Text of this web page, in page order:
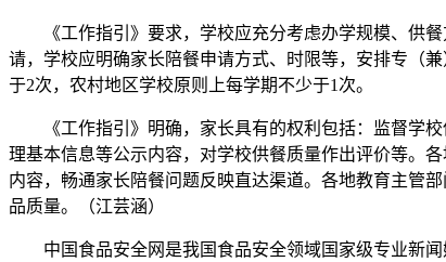
《工作指引》要求，学校应充分考虑办学规模、供餐
请，学校应明确家长陪餐申请方式、时限等，安排专（
于2次，农村地区学校原则上每学期不少于1次。
《工作指引》明确，家长具有的权利包括：监督学校
理基本信息等公示内容，对学校供餐质量作出评价等。
内容，畅通家长陪餐问题反映直达渠道。各地教育主管
品质量。（江芸涵）
中国食品安全网是我国食品安全领域国家级专业新闻